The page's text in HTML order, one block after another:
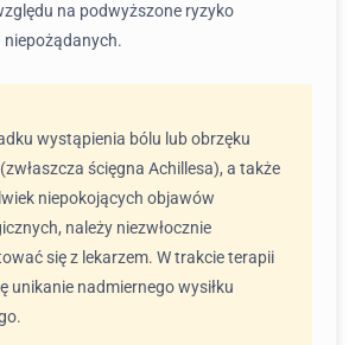
na podwyższone ryzyko
niepożądanych.
wystąpienia bólu lub obrzęku
ścięgna Achillesa), a także
niepokojących objawów
należy niezwłocznie
się z lekarzem. W trakcie terapii
unikanie nadmiernego wysiłku